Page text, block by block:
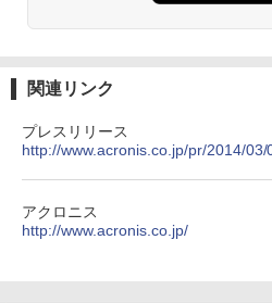
関連リンク
プレスリリース
http://www.acronis.co.jp/pr/2014/
アクロニス
http://www.acronis.co.jp/